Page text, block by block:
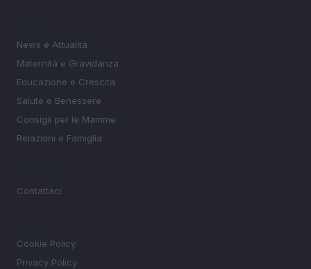
News e Attualità
Maternità e Gravidanza
Educazione e Crescita
Salute e Benessere
Consigli per le Mamme
Relazioni e Famiglia
Contattaci
Cookie Policy
Privacy Policy